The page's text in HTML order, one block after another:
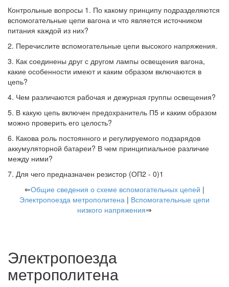
Контрольные вопросы 1. По какому принципу подразделяются
вспомогательные цепи вагона и что является источником
питания каждой из них?
2. Перечислите вспомогательные цепи высокого напряжения.
3. Как соединены друг с другом лампы освещения вагона,
какие особенности имеют и каким образом включаются в
цепь?
4. Чем различаются рабочая и дежурная группы освещения?
5. В какую цепь включен предохранитель П5 и каким образом
можно проверить его целость?
6. Какова роль постоянного и регулируемого подзарядов
аккумуляторной батареи? В чем принципиальное различие
между ними?
7. Для чего предназначен резистор (ОП2 - 0)1
⇐Общие сведения о схеме вспомогательных цепей |
Электропоезда метрополитена | Вспомогательные цепи
низкого напряжения⇒
Электропоезда
метрополитена